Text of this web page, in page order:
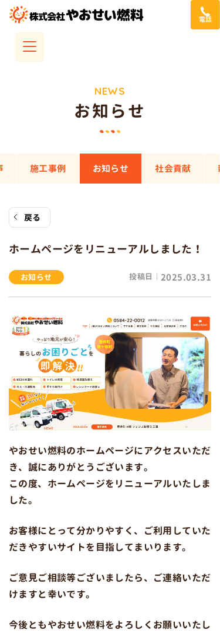
電話
NEWS
お知らせ
施工事例 お知らせ 社会貢献
戻る
ホームページをリニューアルしました！
お知らせ 投稿日｜ 2025.03.31
やおせい燃料のホームページにアクセスいただ
き、誠にありがとうございます。
この度、ホームページをリニューアルいたしま
した。
お客様にとって分かりやすく、ご利用していた
だきやすいサイトを目指してまいります。
ご意見ご相談等ございましたら、ご連絡いただ
けますと幸いです。
今後ともやおせい燃料をよろしくお願いいたし